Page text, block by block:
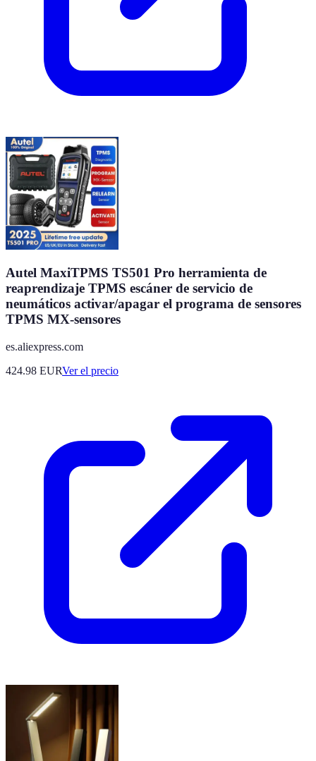
Autel MaxiTPMS TS501 Pro herramienta de
reaprendizaje TPMS escáner de servicio de
neumáticos activar/apagar el programa de sensores
TPMS MX-sensores
es.aliexpress.com
424.98 EURVer el precio